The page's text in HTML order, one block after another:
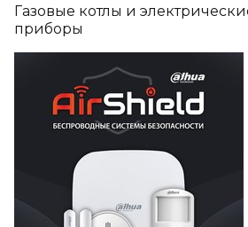
Газовые котлы и
приборы